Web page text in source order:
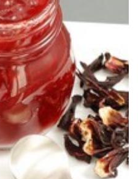
& HIBISCO
no te puede dejar indiferente.